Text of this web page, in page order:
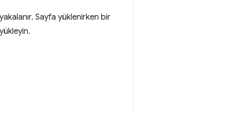
Sayfa yüklenirken bir